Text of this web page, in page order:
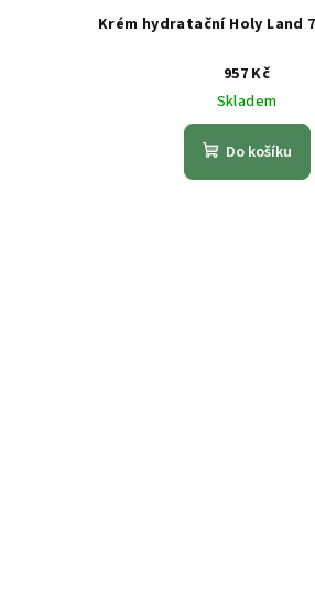
Krém hydratační Holy Land
957 Kč
Skladem
Do košíku